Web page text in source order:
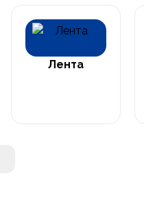
Лента